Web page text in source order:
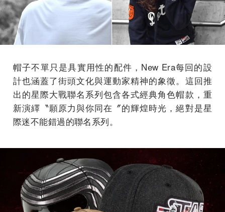
帽子不單只是具實用性的配件，New Era每回的設
計也涵蓋了街頭文化與運動家精神的象徵。這回推
出的星際大戰聯名系列包含各式經典角色帽款，重
新演繹〝願原力與你同在〞的輝煌時光，絕對是星
際迷不能錯過的聯名系列。